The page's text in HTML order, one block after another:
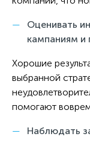
Оценивать
кампаниям и
Хорошие
выбранной
помогают
Наблюдать